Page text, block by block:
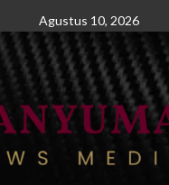
Agustus 10, 2026